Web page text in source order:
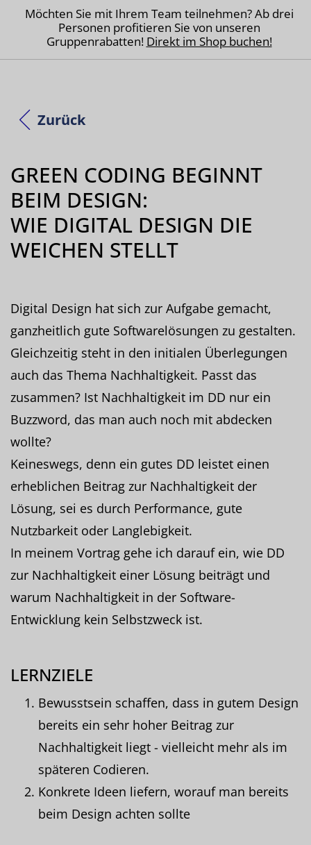
Möchten Sie mit Ihrem Team teilnehmen? Ab drei
Personen profitieren Sie von unseren
Gruppenrabatten! Direkt im Shop buchen!
Zurück
GREEN CODING BEGINNT
BEIM DESIGN:
WIE DIGITAL DESIGN DIE
WEICHEN STELLT
Digital Design hat sich zur Aufgabe gemacht,
ganzheitlich gute Softwarelösungen zu gestalten.
Gleichzeitig steht in den initialen Überlegungen
auch das Thema Nachhaltigkeit. Passt das
zusammen? Ist Nachhaltigkeit im DD nur ein
Buzzword, das man auch noch mit abdecken
wollte?
Keineswegs, denn ein gutes DD leistet einen
erheblichen Beitrag zur Nachhaltigkeit der
Lösung, sei es durch Performance, gute
Nutzbarkeit oder Langlebigkeit.
In meinem Vortrag gehe ich darauf ein, wie DD
zur Nachhaltigkeit einer Lösung beiträgt und
warum Nachhaltigkeit in der Software-
Entwicklung kein Selbstzweck ist.
LERNZIELE
Bewusstsein schaffen, dass in gutem Design
bereits ein sehr hoher Beitrag zur
Nachhaltigkeit liegt - vielleicht mehr als im
späteren Codieren.
Konkrete Ideen liefern, worauf man bereits
beim Design achten sollte